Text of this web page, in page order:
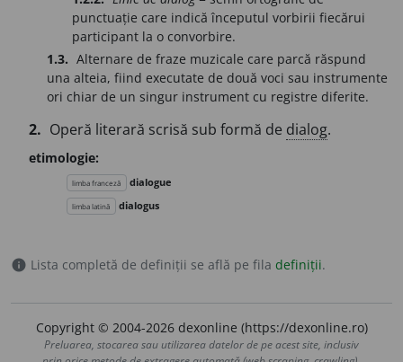
punctuație care indică începutul vorbirii fiecărui
participant la o convorbire.
1.3. Alternare de fraze muzicale care parcă răspund
una alteia, fiind executate de două voci sau instrumente
ori chiar de un singur instrument cu registre diferite.
2. Operă literară scrisă sub formă de dialog.
etimologie:
limba franceză dialogue
limba latină dialogus
info Lista completă de definiții se află pe fila definiții.
Copyright © 2004-2026 dexonline (https://dexonline.ro)
Preluarea, stocarea sau utilizarea datelor de pe acest site, inclusiv